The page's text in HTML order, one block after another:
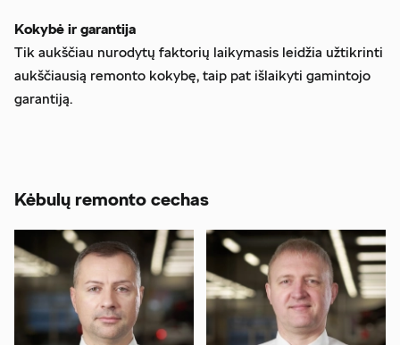
Kokybė ir garantija
Tik aukščiau nurodytų faktorių laikymasis leidžia užtikrinti
aukščiausią remonto kokybę, taip pat išlaikyti gamintojo
garantiją.
Kėbulų remonto cechas